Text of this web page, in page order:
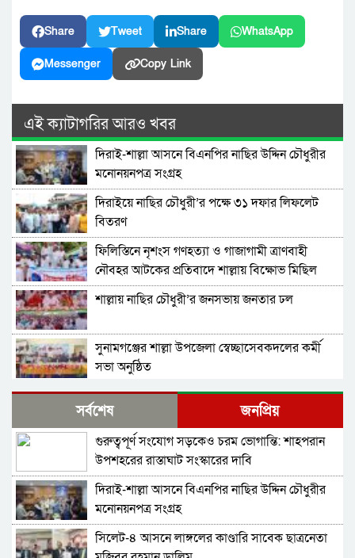
Share Tweet Share WhatsApp
Messenger Copy Link
এই ক্যাটাগরির আরও খবর
দিরাই-শাল্লা আসনে বিএনপির নাছির উদ্দিন চৌধুরীর
মনোনয়নপত্র সংগ্রহ
দিরাইয়ে নাছির চৌধুরী’র পক্ষে ৩১ দফার লিফলেট
বিতরণ
ফিলিস্তিনে নৃশংস গণহত্যা ও গাজাগামী ত্রাণবাহী
নৌবহর আটকের প্রতিবাদে শাল্লায় বিক্ষোভ মিছিল
শাল্লায় নাছির চৌধুরী’র জনসভায় জনতার ঢল
সুনামগঞ্জের শাল্লা উপজেলা স্বেচ্ছাসেবকদলের কর্মী
সভা অনুষ্ঠিত
দিরাইয়ে মাওলানা মুশতাক গাজীনগরীর হত্যার
প্রতিবাদে বিক্ষোভ মিছিল ও সমাবেশ অনুষ্ঠিত
শাল্লায় স্বেচ্চায় রক্তদানের ছোট উদ্যোগ থেকে সুদৃঢ়
মানবিক নেটওয়ার্ক
শাল্লায় বিএনপির প্রতিষ্ঠাবার্ষিকী পালিত
নাশকতার মামলায় বিএনপির ৫২ নেতাকর্মী
সর্বশেষ জনপ্রিয়
গুরুত্বপূর্ণ সংযোগ সড়কেও চরম ভোগান্তি: শাহপরান
উপশহরের রাস্তাঘাট সংস্কারের দাবি
দিরাই-শাল্লা আসনে বিএনপির নাছির উদ্দিন চৌধুরীর
মনোনয়নপত্র সংগ্রহ
সিলেট-৪ আসনে লাঙ্গলের কাণ্ডারি সাবেক ছাত্রনেতা